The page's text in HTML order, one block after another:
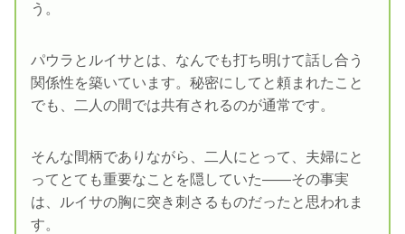
う。
パウラとルイサとは、なんでも打ち明けて話し合う
関係性を築いています。秘密にしてと頼まれたこと
でも、二人の間では共有されるのが通常です。
そんな間柄でありながら、二人にとって、夫婦にと
ってとても重要なことを隠していた――その事実
は、ルイサの胸に突き刺さるものだったと思われま
す。